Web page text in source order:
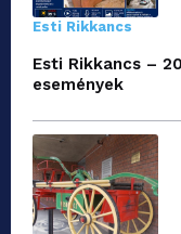
Esti Rikkancs
Esti Rikkancs –
események